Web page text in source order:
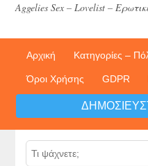
Aggelies Sex – Lovelist –
Αρχική Κατηγορίες –
Όροι Χρήσης GDPR